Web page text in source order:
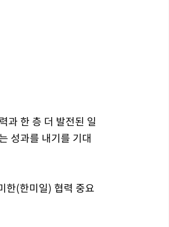
과 한 층 더 발전된 일
성과를 내기를 기대
한(한미일) 협력 중요